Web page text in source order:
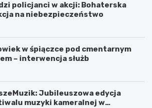
policjanci w akcji: Bohaterska
na niebezpieczeństwo
w śpiączce pod cmentarnym
– interwencja służb
Jubileuszowa edycja
muzyki kameralnej w